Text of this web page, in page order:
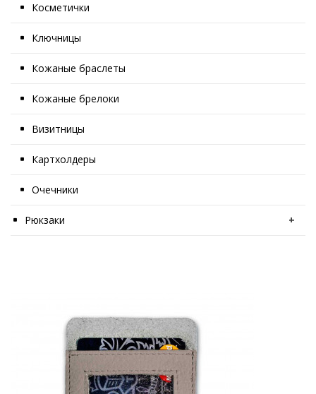
Косметички
Ключницы
Кожаные браслеты
Кожаные брелоки
Визитницы
Картхолдеры
Очечники
Рюкзаки +